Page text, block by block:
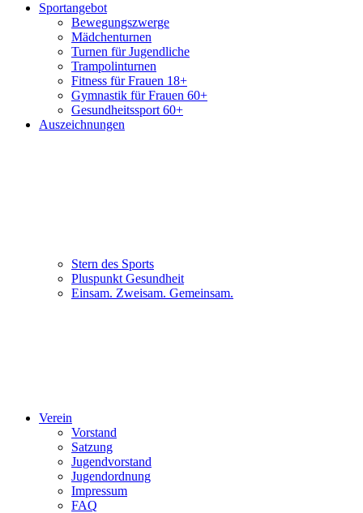
Sportangebot
Bewegungszwerge
Mädchenturnen
Turnen für Jugendliche
Trampolinturnen
Fitness für Frauen 18+
Gymnastik für Frauen 60+
Gesundheitssport 60+
Auszeichnungen
Stern des Sports
Pluspunkt Gesundheit
Einsam. Zweisam. Gemeinsam.
Verein
Vorstand
Satzung
Jugendvorstand
Jugendordnung
Impressum
FAQ